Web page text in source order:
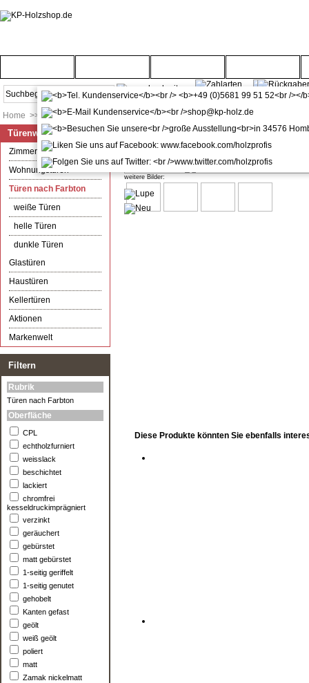
Home >> Türenwelt >> Türen nach Farbton
Zimmertür mit Zarge CPL
weitere Bilder:
Diese Produkte könnten Sie ebenfalls
Türenwelt
Zimmertüren
Wohnungstüren
Türen nach Farbton
weiße Türen
helle Türen
dunkle Türen
Glastüren
Haustüren
Kellertüren
Aktionen
Markenwelt
Filtern
Rubrik
Türen nach Farbton
Oberfläche
CPL
echtholzfurniert
weisslack
beschichtet
lackiert
chromfrei
kesseldruckimprägniert
verzinkt
geräuchert
gebürstet
matt gebürstet
1-seitig geriffelt
1-seitig genutet
gehobelt
Kanten gefast
geölt
weiß geölt
poliert
matt
Zamak nickelmatt